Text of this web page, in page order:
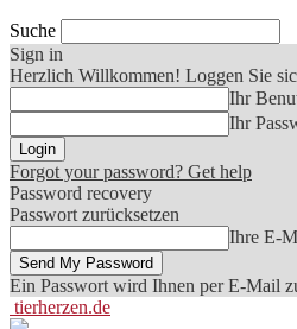
Suche
Sign in
Herzlich Willkommen! Loggen Sie
Ihr
Ihr
Forgot your password? Get help
Password recovery
Passwort zurücksetzen
Ihre E-
Ein Passwort wird Ihnen per E-Mail
tierherzen.de